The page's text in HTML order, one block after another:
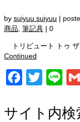
by suiyuu suiyuu |
商品 筆記具 | 0
トリビュート トゥ ザ
Continued
サイト内検